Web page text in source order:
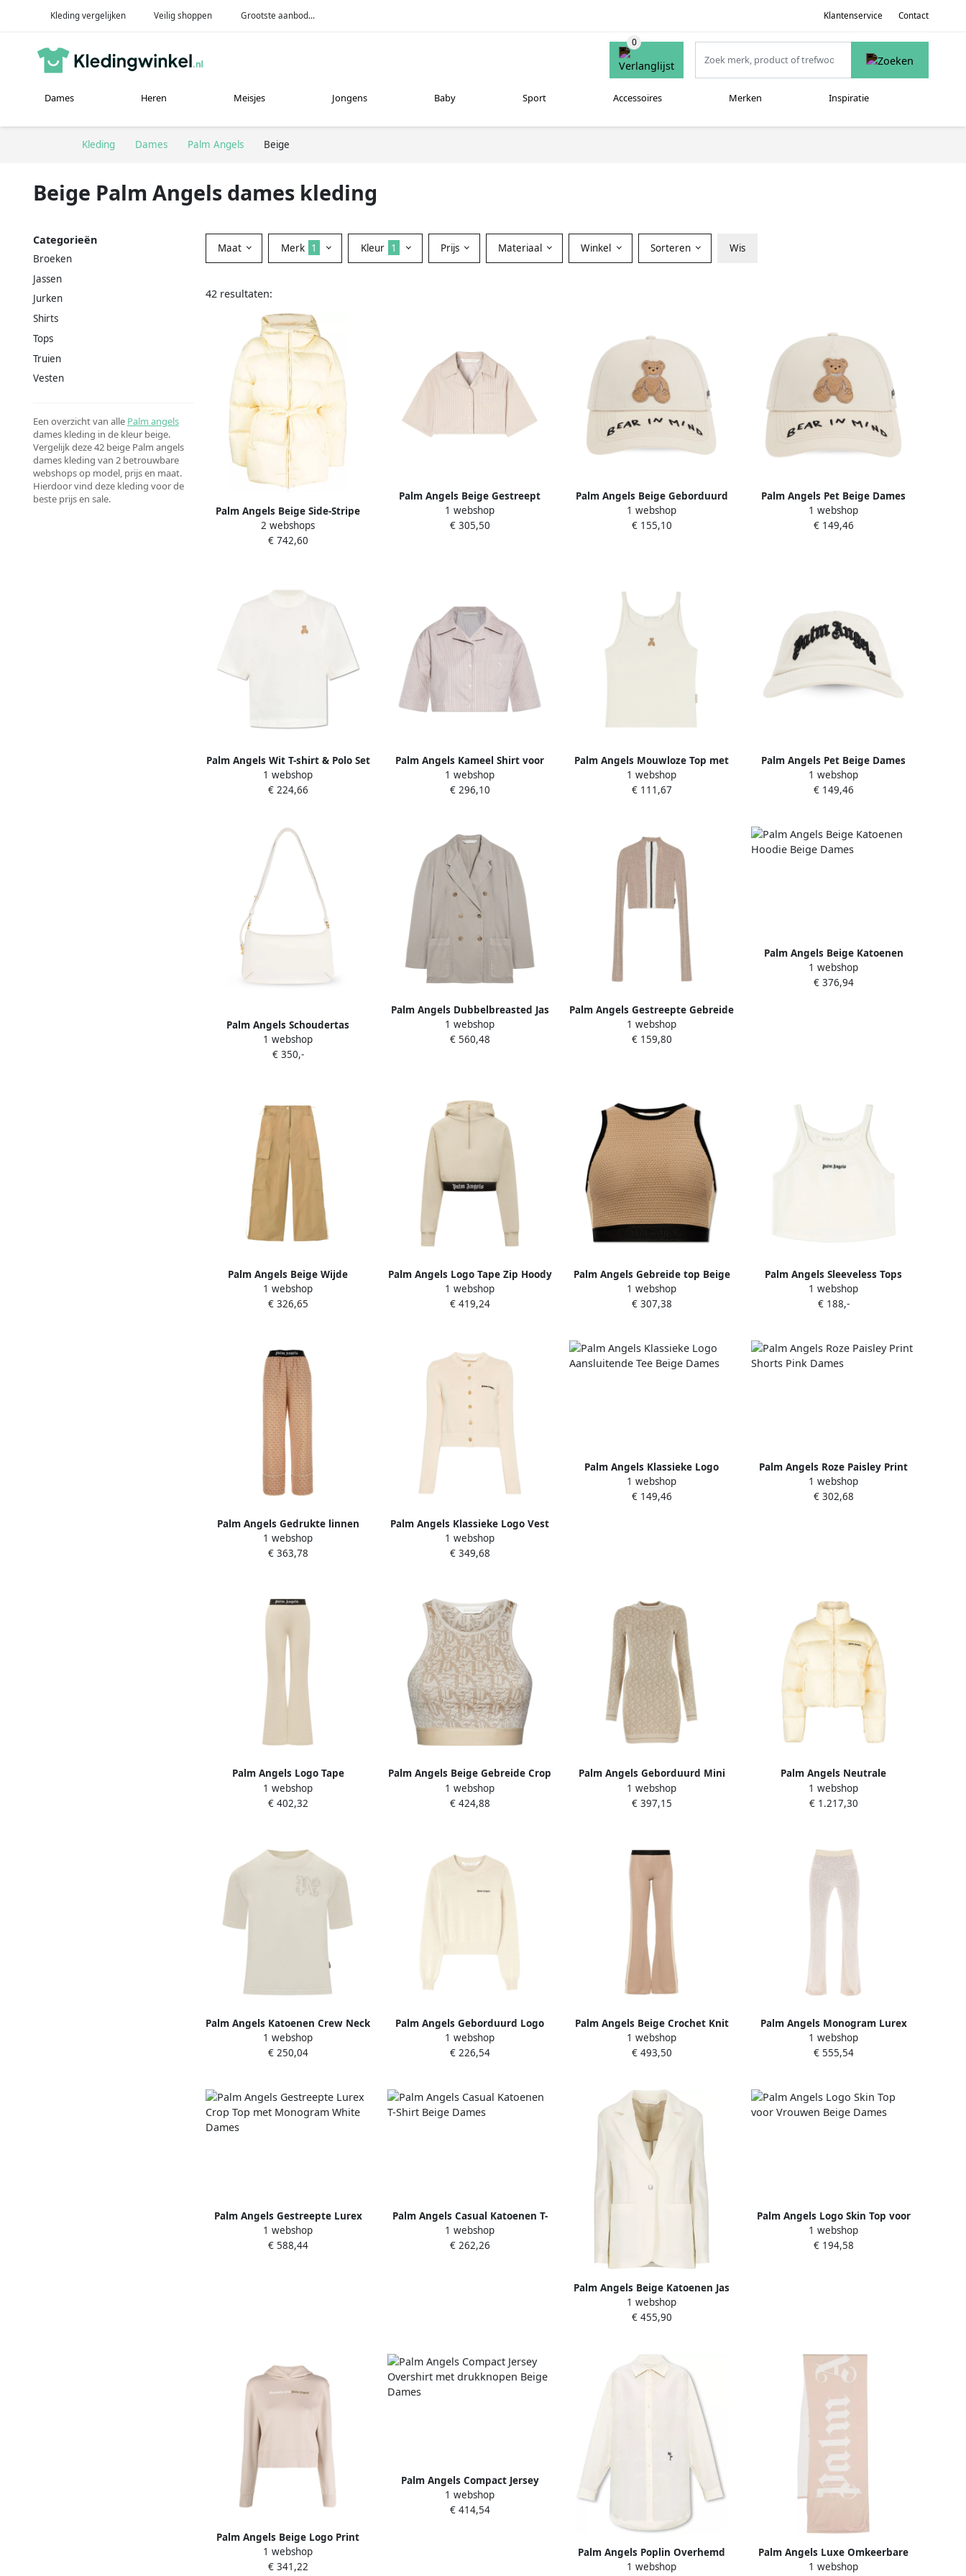
Kleding vergelijken Veilig shoppen Grootste aanbod... Klantenservice Contact
Dames Heren Meisjes Jongens Baby Sport Accessoires Merken Inspiratie
Kleding Dames Palm Angels Beige
Beige Palm Angels dames kleding
Categorieën
Broeken
Jassen
Jurken
Shirts
Tops
Truien
Vesten
Een overzicht van alle Palm angels
dames kleding in de kleur beige.
Vergelijk deze 42 beige Palm angels
dames kleding van 2 betrouwbare
webshops op model, prijs en maat.
Hierdoor vind deze kleding voor de
beste prijs en sale.
Maat Merk 1 Kleur 1 Prijs Materiaal Winkel Sorteren Wis
42 resultaten:
Palm Angels Beige Side-Stripe
Puffer Jas Beige Dames
2 webshops
€ 742,60
Palm Angels Beige Gestreept
Logo Print Shirt Beige Dames
1 webshop
€ 305,50
Palm Angels Beige Geborduurd
Logo Gebogen Top Hoed Beige
Dames
1 webshop
€ 155,10
Palm Angels Pet Beige Dames
1 webshop
€ 149,46
Palm Angels Wit T-shirt & Polo Set
White Dames
1 webshop
€ 224,66
Palm Angels Kameel Shirt voor
Stijlvolle Look Brown Dames
1 webshop
€ 296,10
Palm Angels Mouwloze Top met
Beer Motief en Scoop Hals Beige
Dames
1 webshop
€ 111,67
Palm Angels Pet Beige Dames
1 webshop
€ 149,46
Palm Angels Schoudertas
Giorgina White Dames
1 webshop
€ 350,-
Palm Angels Dubbelbreasted Jas
Beige Dames
1 webshop
€ 560,48
Palm Angels Gestreepte Gebreide
Korte Top Beige Dames
1 webshop
€ 159,80
Palm Angels Beige Katoenen
Hoodie Beige Dames
1 webshop
€ 376,94
Palm Angels Beige Wijde
Parachutebroek Beige Dames
1 webshop
€ 326,65
Palm Angels Logo Tape Zip Hoody
Beige Dames
1 webshop
€ 419,24
Palm Angels Gebreide top Beige
Dames
1 webshop
€ 307,38
Palm Angels Sleeveless Tops
Beige Dames
1 webshop
€ 188,-
Palm Angels Gedrukte linnen
wijde broek Beige Dames
1 webshop
€ 363,78
Palm Angels Klassieke Logo Vest
Beige Dames
1 webshop
€ 349,68
Palm Angels Klassieke Logo
Aansluitende Tee Beige Dames
1 webshop
€ 149,46
Palm Angels Roze Paisley Print
Shorts Pink Dames
1 webshop
€ 302,68
Palm Angels Logo Tape
Sweatpants Beige Dames
1 webshop
€ 402,32
Palm Angels Beige Gebreide Crop
Top met Monogram Beige Dames
1 webshop
€ 424,88
Palm Angels Geborduurd Mini
Jurkje Beige Dames
1 webshop
€ 397,15
Palm Angels Neutrale
Lichtgewicht Jas voor Mannen
Beige Dames
1 webshop
€ 1.217,30
Palm Angels Katoenen Crew Neck
T-shirt Beige Dames
1 webshop
€ 250,04
Palm Angels Geborduurd Logo
Crewneck Sweater Beige Dames
1 webshop
€ 226,54
Palm Angels Beige Crochet Knit
Flared Broek Beige Dames
1 webshop
€ 493,50
Palm Angels Monogram Lurex
Gebreide Flared Broek Beige
Dames
1 webshop
€ 555,54
Palm Angels Gestreepte Lurex
Crop Top met Monogram White
Dames
1 webshop
€ 588,44
Palm Angels Casual Katoenen T-
Shirt Beige Dames
1 webshop
€ 262,26
Palm Angels Beige Katoenen Jas
met Peak Revers Beige Dames
1 webshop
€ 455,90
Palm Angels Logo Skin Top voor
Vrouwen Beige Dames
1 webshop
€ 194,58
Palm Angels Beige Logo Print
Hoodie Beige Dames
1 webshop
€ 341,22
Palm Angels Compact Jersey
Overshirt met drukknopen Beige
Dames
1 webshop
€ 414,54
Palm Angels Poplin Overhemd
met Geborduurd Palmontwerp
1 webshop
Palm Angels Luxe Omkeerbare
Wollen Sjaal Beige Dames
1 webshop